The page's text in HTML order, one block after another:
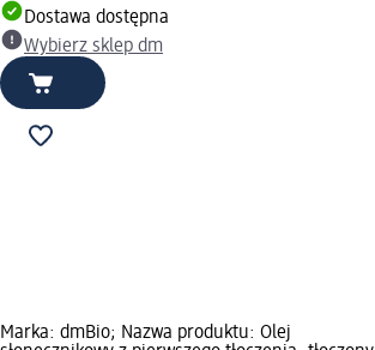
Dostawa dostępna
Wybierz sklep dm
Marka: dmBio; Nazwa produktu: Olej